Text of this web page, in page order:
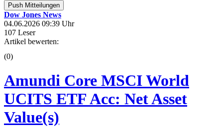
Push Mitteilungen
Dow Jones News
04.06.2026 09:39 Uhr
107 Leser
Artikel bewerten:
(0)
Amundi Core MSCI World
UCITS ETF Acc: Net Asset
Value(s)